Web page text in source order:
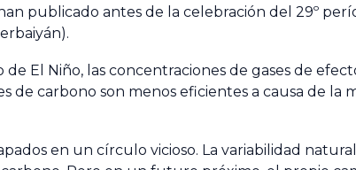
publicado antes de la celebración del 29º
El Niño, las concentraciones de gases de
carbono son menos eficientes a causa de la
en un círculo vicioso. La variabilidad